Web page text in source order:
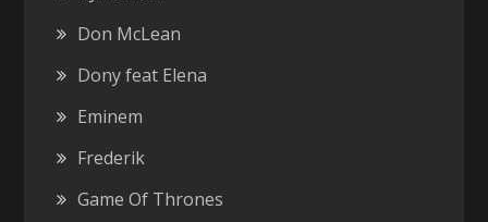
Don McLean
Dony feat Elena
Eminem
Frederik
Game Of Thrones